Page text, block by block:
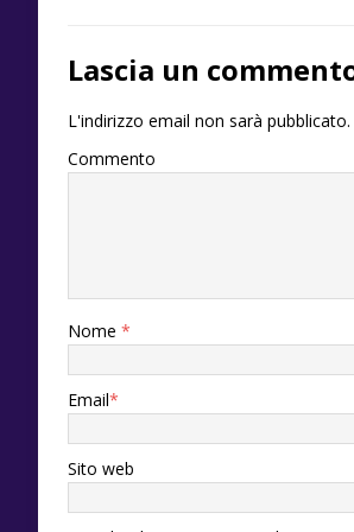
Lascia un
L'indirizzo email non sarà pubblicato.
Commento
Nome *
Email*
Sito web